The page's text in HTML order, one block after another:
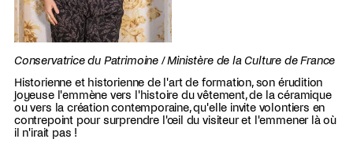
Conservatrice du Patrimoine / Ministère de la Culture de France
Historienne et historienne de l'art de formation, son érudition
joyeuse l'emmène vers l'histoire du vêtement, de la céramique
ou vers la création contemporaine, qu'elle invite volontiers en
contrepoint pour surprendre l'œil du visiteur et l'emmener là où
il n'irait pas !